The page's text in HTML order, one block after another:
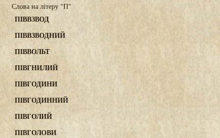
Слова на літеру "П"
ПІВВЗВОД
ПІВВЗВОДНИЙ
ПІВВОЛЬТ
ПІВГНИЛИЙ
ПІВГОДИНИ
ПІВГОДИННИЙ
ПІВГОЛИЙ
ПІВГОЛОВИ